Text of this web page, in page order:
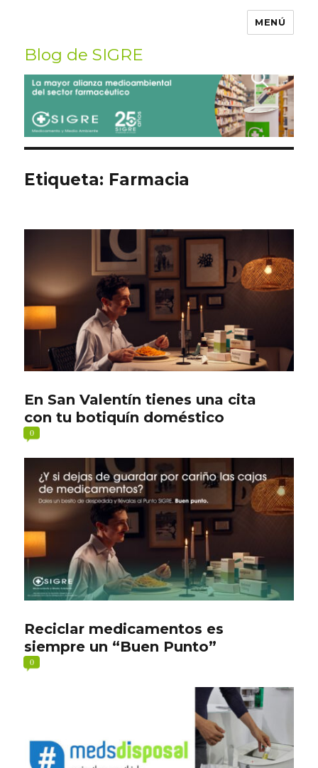
MENÚ
Blog de SIGRE
Buscar
por:
Etiqueta: Farmacia
En San Valentín tienes una cita
con tu botiquín doméstico
0
Reciclar medicamentos es
siempre un “Buen Punto”
0